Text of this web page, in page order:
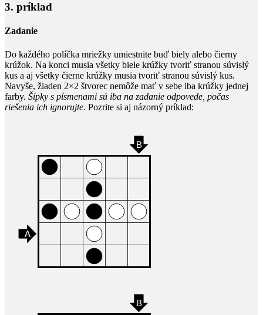
3. príklad
Zadanie
Do každého políčka mriežky umiestnite buď biely alebo čierny
krúžok. Na konci musia všetky biele krúžky tvoriť stranou súvislý
kus a aj všetky čierne krúžky musia tvoriť stranou súvislý kus.
Navyše, žiaden 2×2 štvorec nemôže mať v sebe iba krúžky jednej
farby. Šípky s písmenami sú iba na zadanie odpovede, počas
riešenia ich ignorujte. Pozrite si aj názorný príklad: